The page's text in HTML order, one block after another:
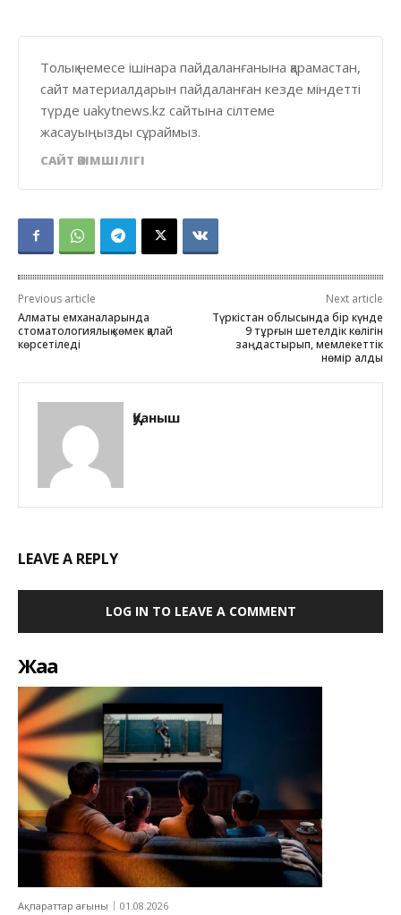
Толық немесе ішінара пайдаланғанына қарамастан,
сайт материалдарын пайдаланған кезде міндетті
түрде uakytnews.kz сайтына сілтеме
жасауыңызды сұраймыз.
САЙТ ӘКІМШІЛІГІ
Previous article
Алматы емханаларында
стоматологиялық көмек қалай
көрсетіледі
Next article
Түркістан облысында бір күнде
9 тұрғын шетелдік көлігін
заңдастырып, мемлекеттік
нөмір алды
Қуаныш
LEAVE A REPLY
LOG IN TO LEAVE A COMMENT
Жаңа
Ақпараттар ағыны 01.08.2026